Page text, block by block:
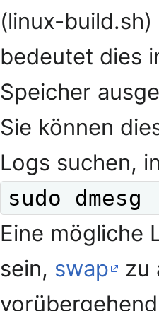
(linux-
bedeutet dies
Speicher
Sie können
Logs suchen,
sudo
Eine mögliche
sein, swap
zu